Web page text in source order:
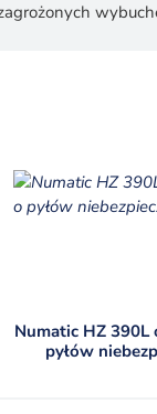
Numatic HZ 390L
pyłów